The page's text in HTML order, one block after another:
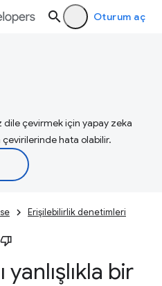
Oturum aç
çevirmek için yapay zeka
çevirilerinde hata olabilir.
Erişilebilirlik denetimleri
yanlışlıkla bir